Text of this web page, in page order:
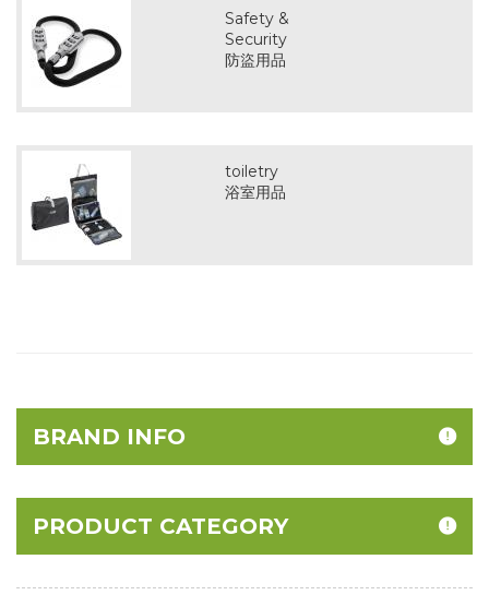
Safety &
Security
防盜用品
toiletry
浴室用品
BRAND INFO
PRODUCT CATEGORY